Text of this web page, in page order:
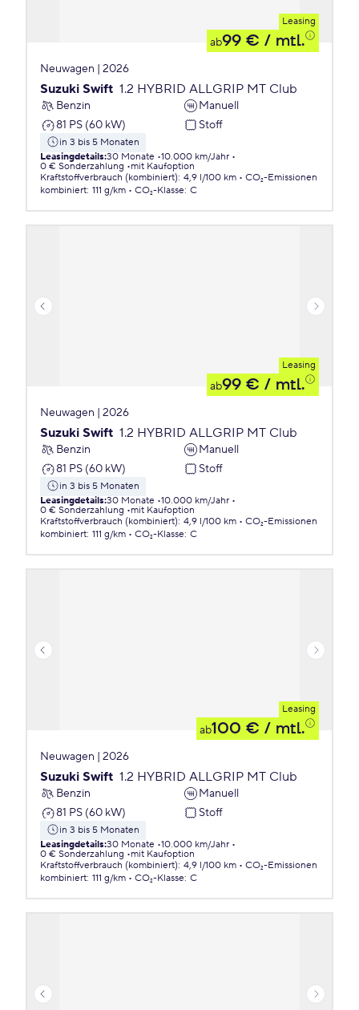
Leasing
ab99 € / mtl.
Neuwagen | 2026
Suzuki Swift 1.2 HYBRID ALLGRIP MT Club
Benzin
Manuell
81 PS (60 kW)
Stoff
in 3 bis 5 Monaten
Leasingdetails:30 Monate 10.000 km/Jahr
0 € Sonderzahlung
mit Kaufoption
Kraftstoffverbrauch (kombiniert): 4,9 l/100 km
CO₂-Emissionen
kombiniert: 111 g/km CO₂-Klasse: C
Leasing
ab99 € / mtl.
Neuwagen | 2026
Suzuki Swift 1.2 HYBRID ALLGRIP MT Club
Benzin
Manuell
81 PS (60 kW)
Stoff
in 3 bis 5 Monaten
Leasingdetails:30 Monate 10.000 km/Jahr
0 € Sonderzahlung
mit Kaufoption
Kraftstoffverbrauch (kombiniert): 4,9 l/100 km
CO₂-Emissionen
kombiniert: 111 g/km CO₂-Klasse: C
Leasing
ab100 € / mtl.
Neuwagen | 2026
Suzuki Swift 1.2 HYBRID ALLGRIP MT Club
Benzin
Manuell
81 PS (60 kW)
Stoff
in 3 bis 5 Monaten
Leasingdetails:30 Monate 10.000 km/Jahr
0 € Sonderzahlung
mit Kaufoption
Kraftstoffverbrauch (kombiniert): 4,9 l/100 km
CO₂-Emissionen
kombiniert: 111 g/km CO₂-Klasse: C